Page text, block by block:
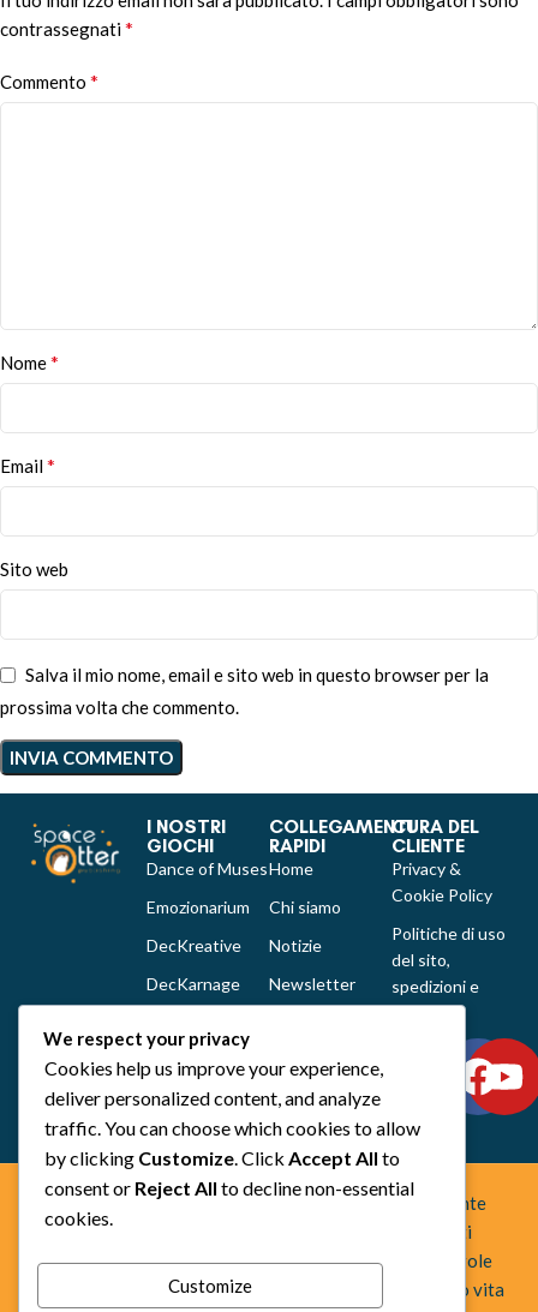
contrassegnati*
Commento *
Nome*
Email*
Sito web
Salva il mio nome, email e sito web in questo browser per la
prossima volta che commento.
I NOSTRI
GIOCHI
Dance of Muses
Emozionarium
DecKreative
DecKarnage
Out of the box
Tutti i prodotti
COLLEGAMENTI
RAPIDI
Home
Chi siamo
Notizie
Newsletter
CURA DEL
CLIENTE
Privacy &
Cookie Policy
Politiche di uso
del sito,
spedizioni e
reclami
Space Otter Publishing è uno studio creativo indipendente
fondato nel 2022 che realizza giochi da tavolo e fumetti
fuori dagli schemi. Creiamo esperienze che uniscono regole
chiare, idee originali e una forte identità artistica, dando vita
We respect your privacy
Cookies help us improve your experience,
deliver personalized content, and analyze
traffic. You can choose which cookies to allow
by clicking Customize. Click Accept All to
consent or Reject All to decline non-essential
cookies.
Customize